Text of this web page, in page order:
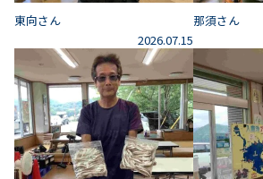
東向さん
2026.07.15
那須さん